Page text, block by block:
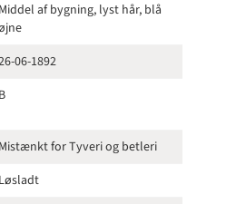
Middel af bygning, lyst hår, blå
06-1892
B
Mistænkt for Tyveri og betleri
Løsladt